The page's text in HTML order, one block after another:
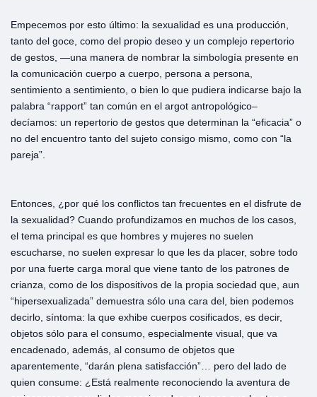
Empecemos por esto último: la sexualidad es una producción,
tanto del goce, como del propio deseo y un complejo repertorio
de gestos, —una manera de nombrar la simbología presente en
la comunicación cuerpo a cuerpo, persona a persona,
sentimiento a sentimiento, o bien lo que pudiera indicarse bajo la
palabra “rapport” tan común en el argot antropológico–
decíamos: un repertorio de gestos que determinan la “eficacia” o
no del encuentro tanto del sujeto consigo mismo, como con “la
pareja”.
Entonces, ¿por qué los conflictos tan frecuentes en el disfrute de
la sexualidad? Cuando profundizamos en muchos de los casos,
el tema principal es que hombres y mujeres no suelen
escucharse, no suelen expresar lo que les da placer, sobre todo
por una fuerte carga moral que viene tanto de los patrones de
crianza, como de los dispositivos de la propia sociedad que, aun
“hipersexualizada” demuestra sólo una cara del, bien podemos
decirlo, síntoma: la que exhibe cuerpos cosificados, es decir,
objetos sólo para el consumo, especialmente visual, que va
encadenado, además, al consumo de objetos que
aparentemente, “darán plena satisfacción”… pero del lado de
quien consume: ¿Está realmente reconociendo la aventura de